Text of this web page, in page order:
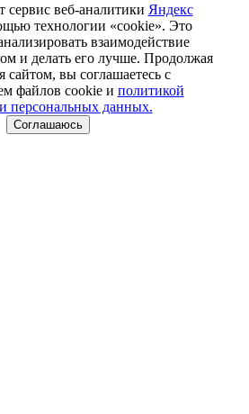
сервис веб-аналитики Яндекс
технологии «cookie». Это
взаимодействие
и делать его лучше. Продолжая
сайтом, вы соглашаетесь с
файлов cookie и политикой
персональных данных.
Соглашаюсь